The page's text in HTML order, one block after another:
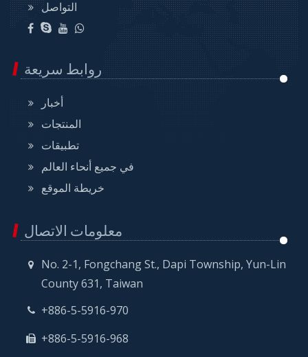
التواصل
روابط سريعة
أخبار
المنتجات
تطبيقات
في جميع أنحاء العالم
خريطة الموقع
معلومات الاتصال
No. 2-1, Fongchang St., Dapi Township, Yun-Lin
County 631, Taiwan
+886-5-5916-970
+886-5-5916-968